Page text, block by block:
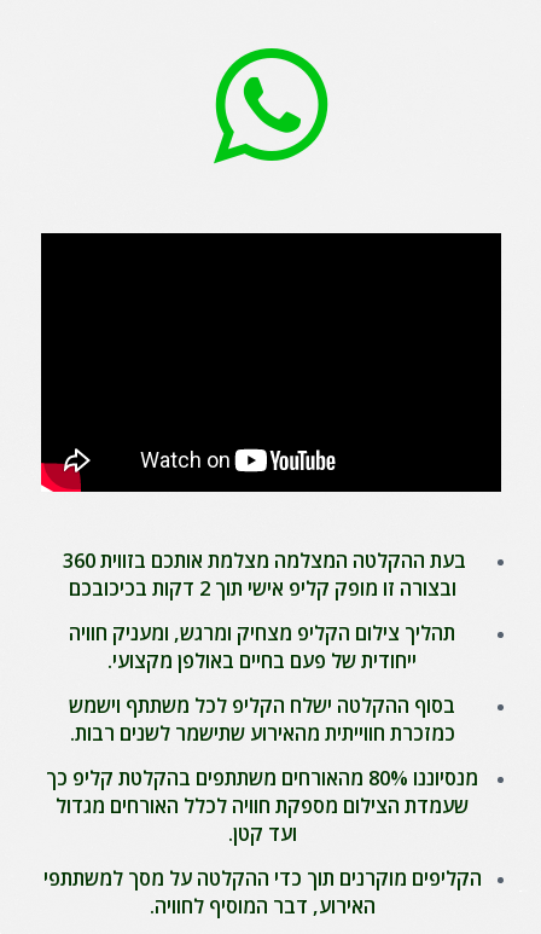
ובצורה זו מופק קליפ אישי תוך 2 דקות בכיכובכם
תהליך צילום הקליפ מצחיק ומרגש, ומעניק חוויה
ייחודית של פעם בחיים באולפן מקצועי.
בסוף ההקלטה ישלח הקליפ לכל משתתף וישמש
כמזכרת חווייתית מהאירוע שתישמר לשנים רבות.
מנסיוננו 80% מהאורחים משתתפים בהקלטת קליפ כך
שעמדת הצילום מספקת חוויה לכלל האורחים מגדול
ועד קטן.
הקליפים מוקרנים תוך כדי ההקלטה על מסך למשתתפי
האירוע, דבר המוסיף לחוויה.